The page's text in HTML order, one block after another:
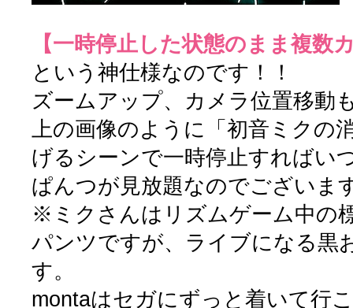
【一時停止した状態のまま複数
という神仕様なのです！！
ズームアップ、カメラ位置移動
上の画像のように「初音ミクの
げるシーンで一時停止すればい
ぱんつが見放題なのでございま
※ミクさんはリズムゲーム中の
パンツですが、ライブになる黒
す。
montaはセガにずっと着いて行